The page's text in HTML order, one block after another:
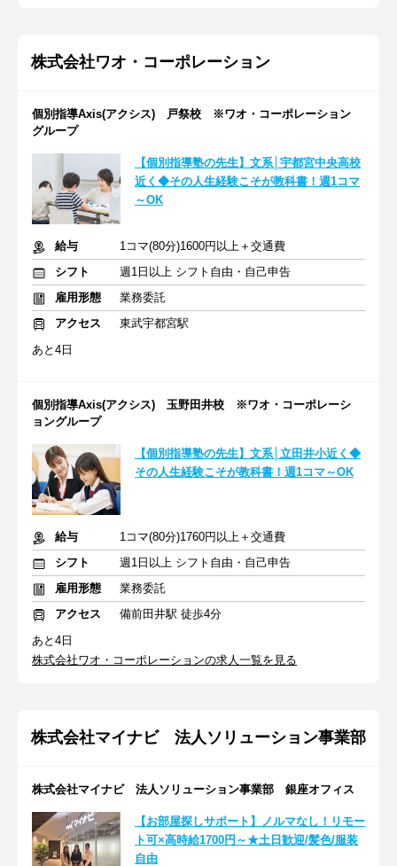
株式会社ワオ・コーポレーション
個別指導Axis(アクシス) 戸祭校 ※ワオ・コーポレーション
グループ
【個別指導塾の先生】文系│宇都宮中央高校
近く◆その人生経験こそが教科書！週1コマ
～OK
給与
1コマ(80分)1600円以上＋交通費
シフト
週1日以上 シフト自由・自己申告
雇用形態
業務委託
アクセス
東武宇都宮駅
あと4日
個別指導Axis(アクシス) 玉野田井校 ※ワオ・コーポレーシ
ョングループ
【個別指導塾の先生】文系│立田井小近く◆
その人生経験こそが教科書！週1コマ～OK
給与
1コマ(80分)1760円以上＋交通費
シフト
週1日以上 シフト自由・自己申告
雇用形態
業務委託
アクセス
備前田井駅 徒歩4分
あと4日
株式会社ワオ・コーポレーションの求人一覧を見る
株式会社マイナビ 法人ソリューション事業部
株式会社マイナビ 法人ソリューション事業部 銀座オフィス
【お部屋探しサポート】ノルマなし！リモー
ト可×高時給1700円～★土日歓迎/髪色/服装
自由